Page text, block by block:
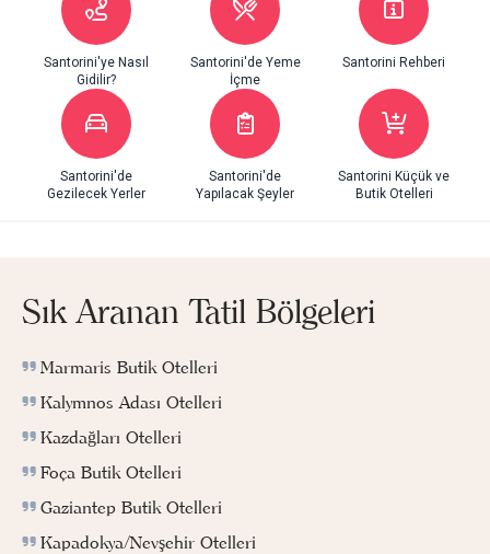
Santorini'ye Nasıl
Gidilir?
Santorini'de Yeme
İçme
Santorini Rehberi
Santorini'de
Gezilecek Yerler
Santorini'de
Yapılacak Şeyler
Santorini Küçük ve
Butik Otelleri
Sık Aranan Tatil Bölgeleri
Marmaris Butik Otelleri
Kalymnos Adası Otelleri
Kazdağları Otelleri
Foça Butik Otelleri
Gaziantep Butik Otelleri
Kapadokya/Nevşehir Otelleri